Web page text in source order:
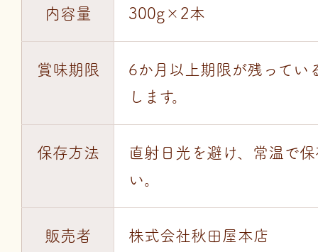
内容量 300g×2本
賞味期限
6か月以上期限が残ってい
します。
保存方法
直射日光を避け、常温で
い。
販売者 株式会社秋田屋本店